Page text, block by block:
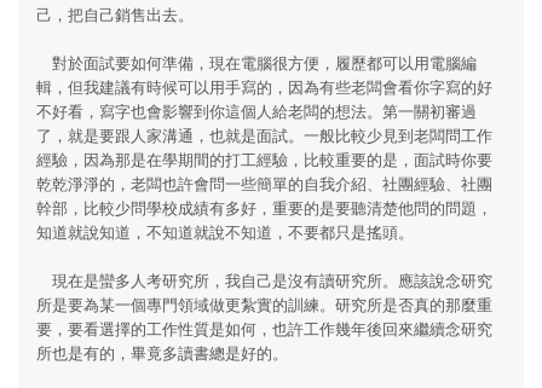
己，把自己銷售出去。
對於面試要如何準備，現在電腦很方便，履歷都可以用電腦編
輯，但我建議有時候可以用手寫的，因為有些老闆會看你字寫的好
不好看，寫字也會影響到你這個人給老闆的想法。第一關初審過
了，就是要跟人家溝通，也就是面試。一般比較少見到老闆問工作
經驗，因為那是在學期間的打工經驗，比較重要的是，面試時你要
乾乾淨淨的，老闆也許會問一些簡單的自我介紹、社團經驗、社團
幹部，比較少問學校成績有多好，重要的是要聽清楚他問的問題，
知道就說知道，不知道就說不知道，不要都只是搖頭。
現在是蠻多人考研究所，我自己是沒有讀研究所。應該說念研究
所是要為某一個專門領域做更紮實的訓練。研究所是否真的那麼重
要，要看選擇的工作性質是如何，也許工作幾年後回來繼續念研究
所也是有的，畢竟多讀書總是好的。